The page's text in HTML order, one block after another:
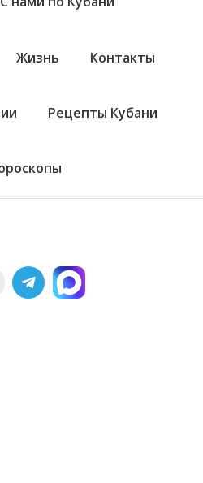
Жизнь Контакты
Рецепты Кубани